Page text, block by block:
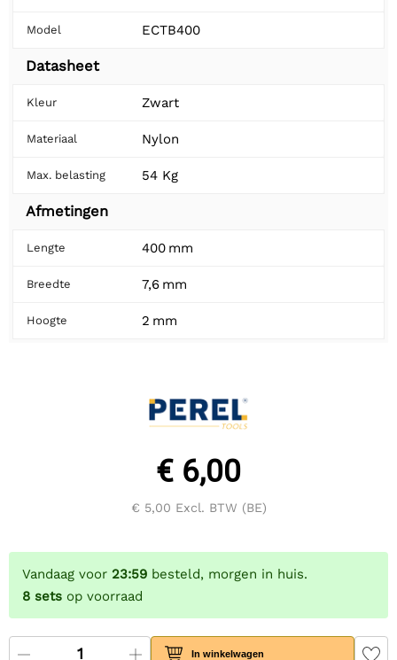
Model ECTB400
Datasheet
Kleur Zwart
Materiaal Nylon
Max. belasting 54 Kg
Afmetingen
Lengte 400 mm
Breedte 7,6 mm
Hoogte 2 mm
€ 6,00
€ 5,00 Excl. BTW (BE)
Vandaag voor 23:59 besteld, morgen in huis.
8 sets op voorraad
In winkelwagen